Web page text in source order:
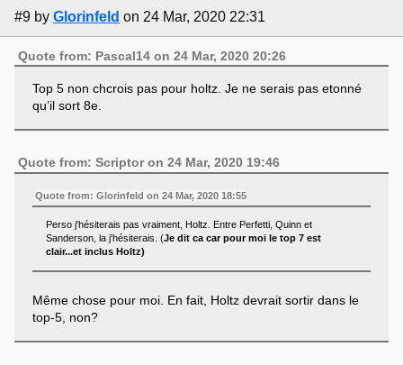
#9 by Glorinfeld on 24 Mar, 2020 22:31
Quote from: Pascal14 on 24 Mar, 2020 20:26
Top 5 non chcrois pas pour holtz. Je ne serais pas etonné
qu’il sort 8e.
Quote from: Scriptor on 24 Mar, 2020 19:46
Quote from: Glorinfeld on 24 Mar, 2020 18:55
Perso j'hésiterais pas vraiment, Holtz. Entre Perfetti, Quinn et
Sanderson, la j'hésiterais. (Je dit ca car pour moi le top 7 est
clair...et inclus Holtz)
Même chose pour moi. En fait, Holtz devrait sortir dans le
top-5, non?